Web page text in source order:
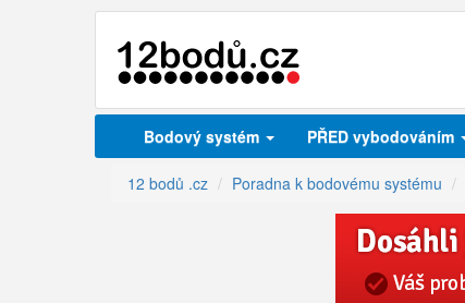
Bodový systém PŘED vybodováním
12 bodů .cz Poradna k bodovému systému